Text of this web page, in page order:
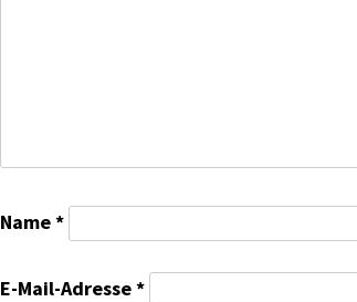
Name*
E-Mail-Adresse*